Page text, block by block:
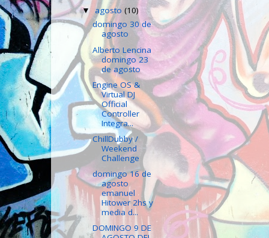
▼agosto(10)
domingo 30 de
agosto
Alberto Lencina
domingo 23
de agosto
Engine OS &
Virtual DJ
Official
Controller
Integra...
ChillDubby /
Weekend
Challenge
domingo 16 de
agosto
emanuel
Hitower 2hs y
media d...
DOMINGO 9 DE